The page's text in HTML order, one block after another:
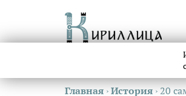
Главная ›История › 20